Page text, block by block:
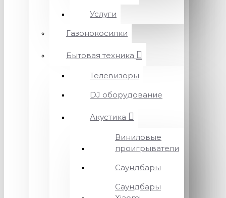
Услуги
Газонокосилки
Бытовая техника
Телевизоры
DJ оборудование
Акустика
Виниловые
проигрыватели
Саундбары
Саундбары